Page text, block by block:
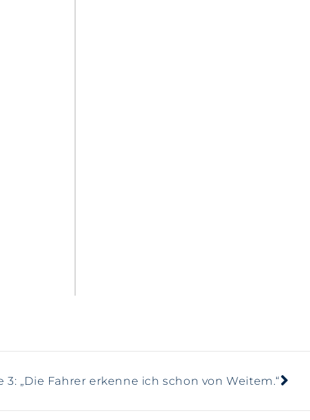
3: „Die Fahrer erkenne ich schon von Weitem.“